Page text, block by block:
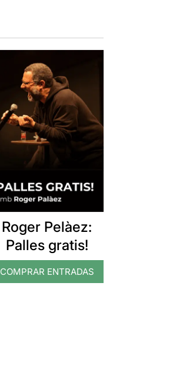
Roger Pelàez:
Palles gratis!
COMPRAR ENTRADAS